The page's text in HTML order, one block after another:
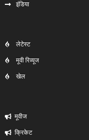
इंडिया
लेटेस्ट
मूवी रिव्यूज
खेल
मूवीज
क्रिकेट